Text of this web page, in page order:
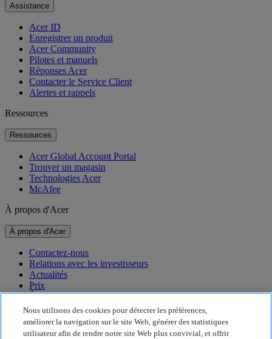
Assistance
Acer ID
Enregistrer un produit
Acer Community
Pilotes et manuels
Réponses Acer
Contacter le Service Client
Alertes et rappels
Ressources
Ressources
Acer Global Account Portal
Trouver un magasin
Technologies Acer
McAfee
À propos d'Acer
À propos d'Acer
Contactez-nous
Relations avec les investisseurs
Actualités
Prix
Événements
Développement durable
Nous utilisons des cookies pour détecter les préférences,
améliorer la navigation sur le site Web, générer des statistiques
utilisateur afin de rendre notre site Web plus convivial, et offrir